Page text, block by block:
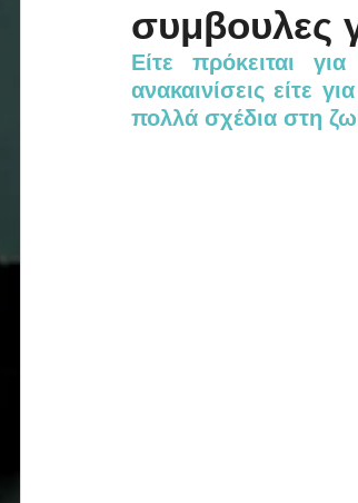
συμβουλες
Είτε πρόκειται
ανακαινίσεις είτε
πολλά σχέδια στη